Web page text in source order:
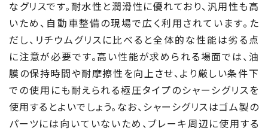
なグリスです。耐水性と潤滑性に優れており、汎用性も高
いため、自動車整備の現場で広く利用されています。た
だし、リチウムグリスに比べると全体的な性能は劣る点
に注意が必要です。高い性能が求められる場面では、油
膜の保持時間や耐摩擦性を向上させ、より厳しい条件下
での使用にも耐えられる極圧タイプのシャーシグリスを
使用するとよいでしょう。なお、シャーシグリスはゴム製の
パーツには向いていないため、ブレーキ周辺に使用する